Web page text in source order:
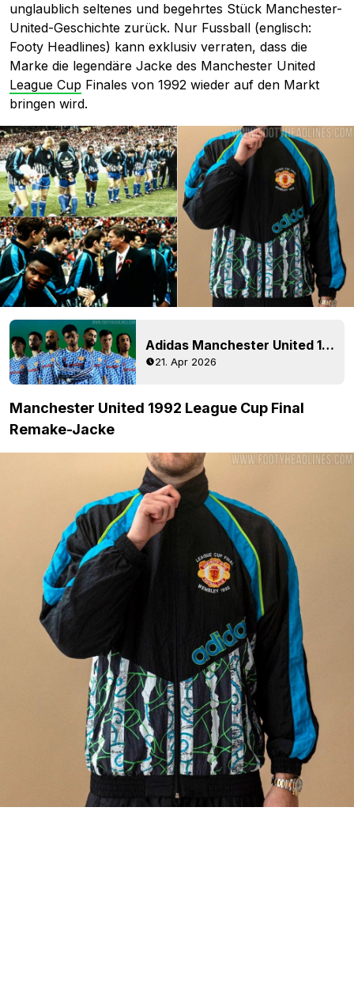
unglaublich seltenes und begehrtes Stück Manchester-
United-Geschichte zurück. Nur Fussball (englisch:
Footy Headlines) kann exklusiv verraten, dass die
Marke die legendäre Jacke des Manchester United
League Cup Finales von 1992 wieder auf den Markt
bringen wird.
Adidas Manchester United 1990 Auswärtstrikot-Neuauflage + Kollektion veröffentlicht
21. Apr 2026
Manchester United 1992 League Cup Final
Remake-Jacke